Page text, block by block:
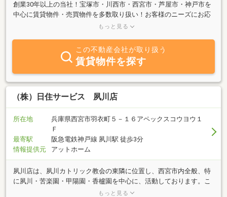
創業30年以上の当社！宝塚市・川西市・西宮市・芦屋市・神戸市を
中心に賃貸物件・売買物件を多数取り扱い！お客様のニーズにお応
えできる豊富な物件量で、お部屋探しをフルサポート！シングル物
備充実分譲貸しマンション！お客様の理想のお部屋を当社でお探し
致します。当店は不動産キャリアを5年以上の営業マンばかりで豊
富な知識と条件の交渉やスピーディな行動で満足のできるサービス
をご提供致します。お部屋探しから長いお付き合いができるように
一生懸命をモットーにお部屋探しをさせて頂きます！
もっと見る
この不動産会社が取り扱う
賃貸物件を探す
（株）日住サービス 夙川店
所在地
兵庫県西宮市羽衣町５－１６アペックスコウヨウ１
Ｆ
最寄駅
阪急電鉄神戸線 夙川駅 徒歩3分
情報提供元
アットホーム
夙川店は、夙川カトリック教会の東隣に位置し、西宮市内全般、特
に夙川・苦楽園・甲陽園・香櫨園を中心に、活動しております。こ
のエリアの特徴は、海・山・川と恵まれた自然環境と、大阪・神戸
もっと見る